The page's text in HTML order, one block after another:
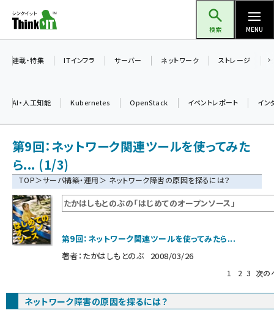
ン
ツ
検索 MENU
加藤銘のチーム貢献～仲間と築いた勝利の絆～ (2308)
iot女子会 (2273)
北海道をのんびり旅する晴山佳須夫のヒント集！ (2025)
drupal (1947)
genai (1477)
ai crunch (1348)
連載・特集 ITインフラ サーバー ネットワーク ストレージ
AI・人工知能 Kubernetes OpenStack イベントレポート イン
第9回：ネットワーク関連ツールを使ってみた
ら... (1/3)
TOP＞サーバ構築・運用＞ ネットワーク障害の原因を探るには？
たかはしもとのぶの「はじめてのオープンソース」
第9回：ネットワーク関連ツールを使ってみたら...
著者： たかはしもとのぶ 2008/03/26
1 2 3 次の
ネットワーク障害の原因を探るには？